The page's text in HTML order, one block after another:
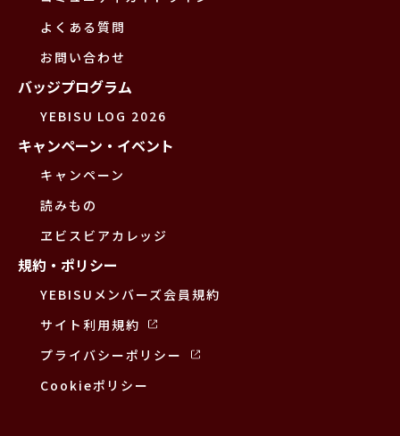
よくある質問
お問い合わせ
バッジプログラム
YEBISU LOG 2026
キャンペーン・イベント
キャンペーン
読みもの
ヱビスビアカレッジ
規約・ポリシー
YEBISUメンバーズ会員規約
サイト利用規約
プライバシーポリシー
Cookieポリシー